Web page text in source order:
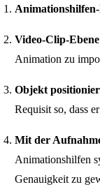
Video-Clip-
Animation zu
Objekt
Requisit so, dass
Mit der
Animationshilfen
Genauigkeit zu